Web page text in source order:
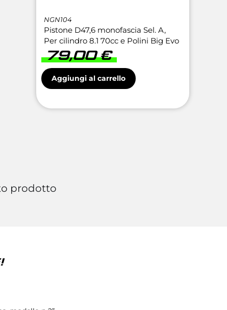
NGN104
Pistone D47,6 monofascia Sel. A,
Per cilindro 8.1 70cc e Polini Big Evo
79,00€
Aggiungi al carrello
prodotto